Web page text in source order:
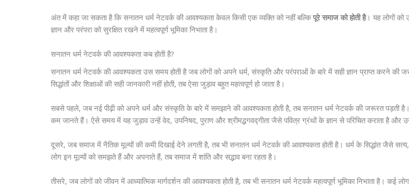
अंत में कहा जा सकता है कि सनातन धर्म नेटवर्क की आवश्यकता केवल किसी एक व्यक्ति को नहीं बल्किपूरे समाज को होती है। यह लोगों को
ज्ञान और परंपरा को सुरक्षित रखने में महत्वपूर्ण भूमिका निभाता है।
सनातन धर्म नेटवर्क की आवश्यकता कब होती है?
सनातन धर्म नेटवर्क की आवश्यकता उस समय होती है जब लोगों को अपने धर्म, संस्कृति और परंपराओं के बारे में सही ज्ञान प्राप्त करने
सिद्धांतों और शिक्षाओं की सही जानकारी नहीं होती, तब ऐसा जुड़ाव बहुत महत्वपूर्ण हो जाता है।
सबसे पहले, जब नई पीढ़ी को अपने धर्म और संस्कृति के बारे में समझाने की आवश्यकता होती है, तब सनातन धर्म नेटवर्क की जरूरत
कम जानते हैं। ऐसे समय में यह जुड़ाव उन्हें वेद, उपनिषद, पुराण और श्रीमद्भगवद्गीता जैसे पवित्र ग्रंथों के ज्ञान से परिचित कराता है और
दूसरे, जब समाज में नैतिक मूल्यों की कमी दिखाई देने लगती है, तब भी सनातन धर्म नेटवर्क की आवश्यकता होती है। धर्म के सिद्धांत जैसे
लोग इन मूल्यों को समझते हैं और अपनाते हैं, तब समाज में शांति और सद्भाव बना रहता है।
तीसरे, जब लोगों को जीवन में आध्यात्मिक मार्गदर्शन की आवश्यकता होती है, तब भी सनातन धर्म नेटवर्क महत्वपूर्ण भूमिका निभाता है।